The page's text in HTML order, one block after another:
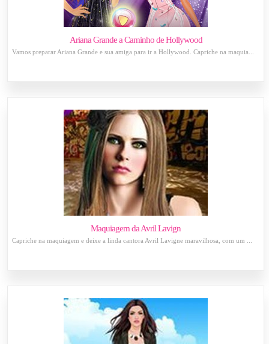
Ariana Grande a Caminho de Hollywood
Vamos preparar Ariana Grande e sua amiga para ir a Hollywood. Capriche na maquia...
Maquiagem da Avril Lavign
Capriche na maquiagem e deixe a linda cantora Avril Lavigne maravilhosa, com um ...